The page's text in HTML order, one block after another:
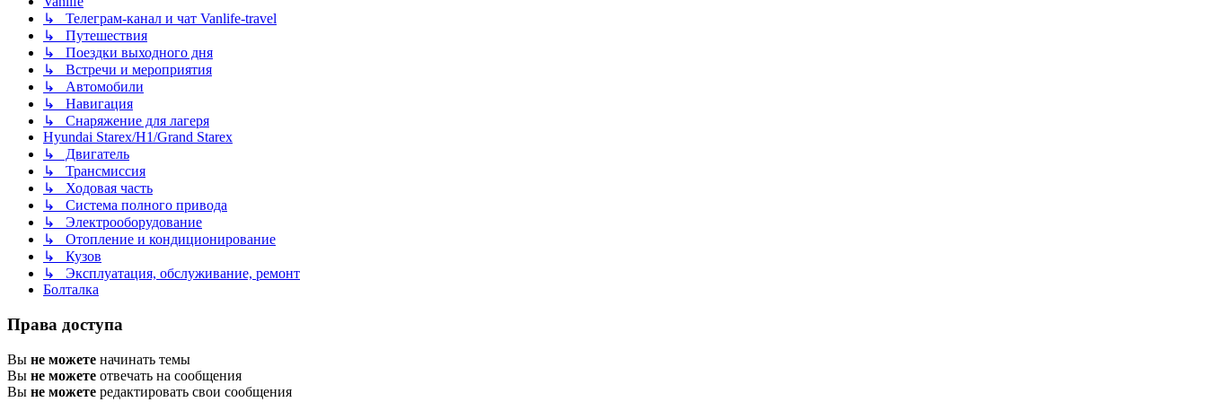
↳ Телеграм-канал и чат Vanlife-travel
↳ Путешествия
↳ Поездки выходного дня
↳ Встречи и мероприятия
↳ Автомобили
↳ Навигация
↳ Снаряжение для лагеря
Hyundai Starex/H1/Grand Starex
↳ Двигатель
↳ Трансмиссия
↳ Ходовая часть
↳ Система полного привода
↳ Электрооборудование
↳ Отопление и кондиционирование
↳ Кузов
↳ Эксплуатация, обслуживание, ремонт
Болталка
Права доступа
Вы не можете начинать темы
Вы не можете отвечать на сообщения
Вы не можете редактировать свои сообщения